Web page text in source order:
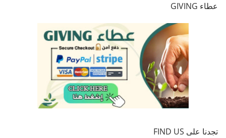
عطاء GIVING
تجدنا على FIND US